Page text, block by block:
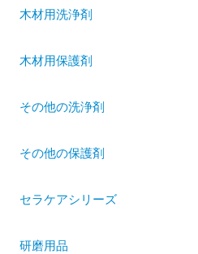
木材用洗浄剤
木材用保護剤
その他の洗浄剤
その他の保護剤
セラケアシリーズ
研磨用品